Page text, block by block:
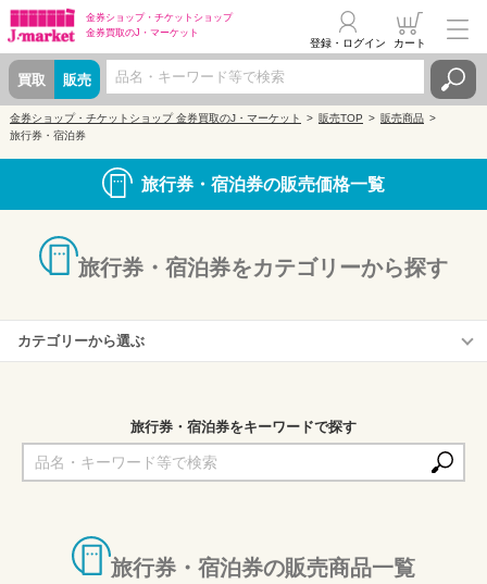
金券ショップ・ チケットショップ
金券買取のJ・マーケット
買取 販売
登録・ログイン カート
金券ショップ・チケットショップ 金券買取のJ・マーケット 販売TOP
販売商品
旅行券・宿泊券
旅行券・宿泊券の販売価格一覧
旅行券・宿泊券をカテゴリーから探す
カテゴリーから選ぶ
旅行券・宿泊券をキーワードで探す
旅行券・宿泊券の販売商品一覧